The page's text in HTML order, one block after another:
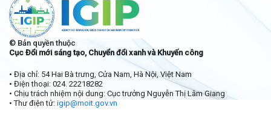
© Bản quyền thuộc
Cục Đổi mới sáng tạo, Chuyển đổi xanh và Khuyến công
• Địa chỉ: 54 Hai Bà trưng, Cửa Nam, Hà Nội, Việt Nam
• Điện thoại: 024. 22218282
• Chịu trách nhiệm nội dung: Cục trưởng Nguyễn Thị Lâm Giang
• Thư điện tử: igip@moit.gov.vn